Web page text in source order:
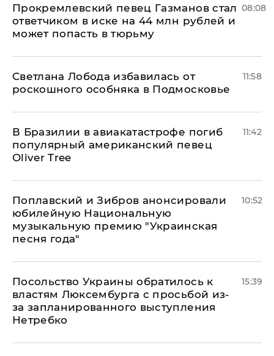
Прокремлевский певец Газманов стал
ответчиком в иске на 44 млн рублей и
может попасть в тюрьму
08:08
Светлана Лобода избавилась от
роскошного особняка в Подмосковье
11:58
В Бразилии в авиакатастрофе погиб
популярный американский певец
Oliver Tree
11:42
Поплавский и Зибров анонсировали
юбилейную Национальную
музыкальную премию "Украинская
песня года"
10:52
Посольство Украины обратилось к
властям Люксембурга с просьбой из-
за запланированного выступления
Нетребко
15:39